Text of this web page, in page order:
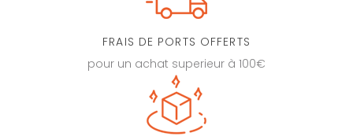
FRAIS DE PORTS OFFERTS
pour un achat superieur à 100€